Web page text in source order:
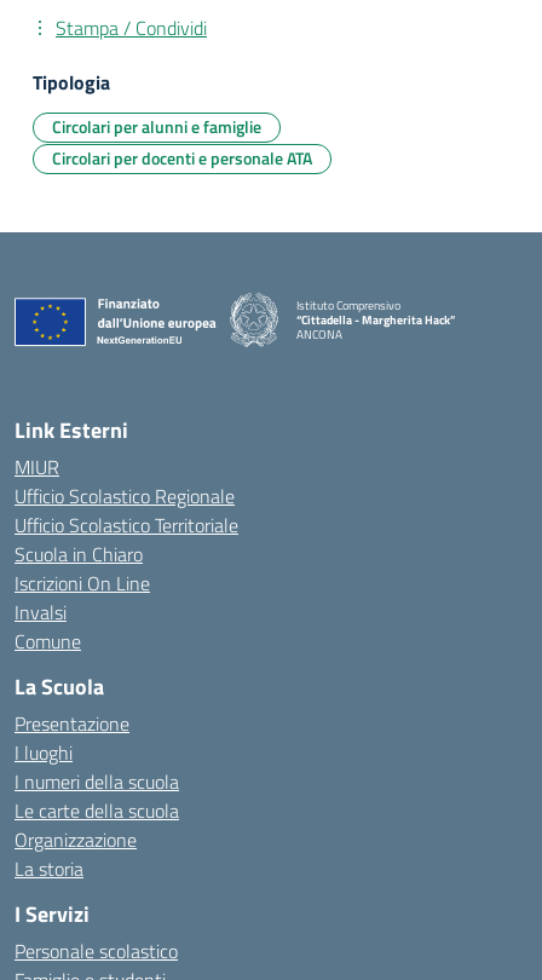
Stampa / Condividi
Tipologia
Circolari per alunni e famiglie
Circolari per docenti e personale ATA
Istituto Comprensivo
“Cittadella - Margherita Hack”
ANCONA
Link Esterni
MIUR
Ufficio Scolastico Regionale
Ufficio Scolastico Territoriale
Scuola in Chiaro
Iscrizioni On Line
Invalsi
Comune
La Scuola
Presentazione
I luoghi
I numeri della scuola
Le carte della scuola
Organizzazione
La storia
I Servizi
Personale scolastico